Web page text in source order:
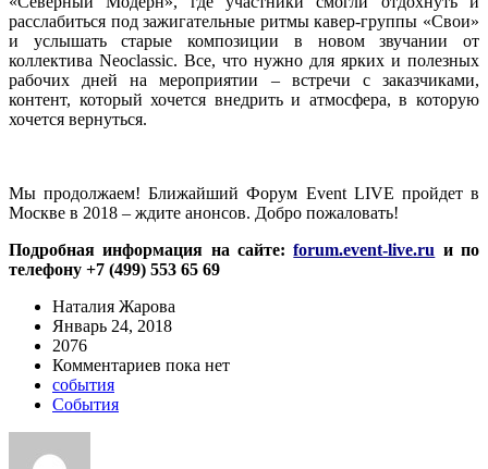
расслабиться под зажигательные ритмы кавер-группы «Свои»
и услышать старые композиции в новом звучании от
коллектива Neoclassic. Все, что нужно для ярких и полезных
рабочих дней на мероприятии – встречи с заказчиками,
контент, который хочется внедрить и атмосфера, в которую
хочется вернуться.
Мы продолжаем! Ближайший Форум Event LIVE пройдет в
Москве в 2018 – ждите анонсов. Добро пожаловать!
Подробная информация на сайте:forum.event-live.ru и по
телефону +7 (499) 553 65 69
Наталия Жарова
Январь 24, 2018
2076
Комментариев пока нет
события
События